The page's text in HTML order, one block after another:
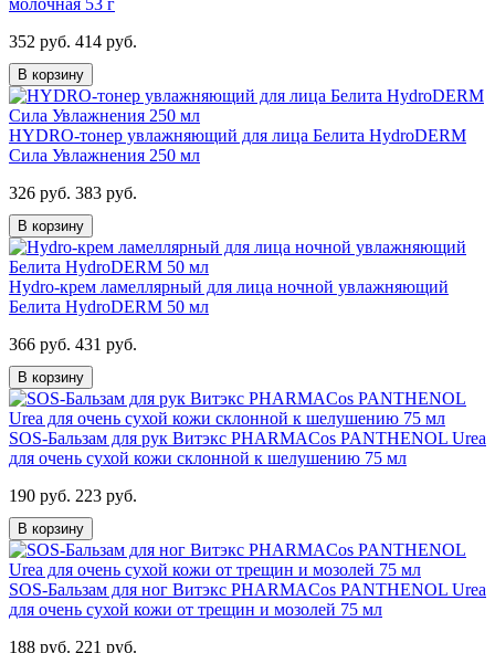
352 руб. 414 руб.
В корзину
HYDRO-тонер увлажняющий для лица Белита HydroDERM
Сила Увлажнения 250 мл
326 руб. 383 руб.
В корзину
Hydro-крем ламеллярный для лица ночной увлажняющий
Белита HydroDERM 50 мл
366 руб. 431 руб.
В корзину
SOS-Бальзам для рук Витэкс PHARMACos PANTHENOL Urea
для очень сухой кожи склонной к шелушению 75 мл
190 руб. 223 руб.
В корзину
SOS-Бальзам для ног Витэкс PHARMACos PANTHENOL Urea
для очень сухой кожи от трещин и мозолей 75 мл
188 руб. 221 руб.